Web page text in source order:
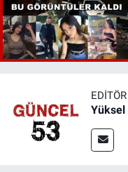
Yüksel